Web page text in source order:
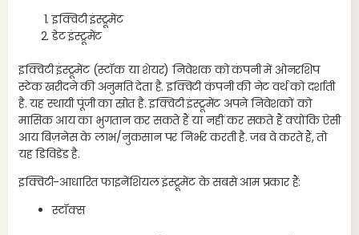
इक्विटी इंस्ट्रूमेंट
डेट इंस्ट्रूमेंट
इक्विटी इंस्ट्रूमेंट (स्टॉक या शेयर) निवेशक को कंपनी में ओनरशिप
स्टेक खरीदने की अनुमति देता है. इक्विटी कंपनी की नेट वर्थ को दर्शाती
है. यह स्थायी पूंजी का स्रोत है. इक्विटी इंस्ट्रूमेंट अपने निवेशकों को
मासिक आय का भुगतान कर सकते हैं या नहीं कर सकते हैं क्योंकि ऐसी
आय बिज़नेस के लाभ/नुकसान पर निर्भर करती है. जब वे करते हैं, तो
यह डिविडेंड है.
इक्विटी-आधारित फाइनेंशियल इंस्ट्रूमेंट के सबसे आम प्रकार हैं:
स्टॉक्स